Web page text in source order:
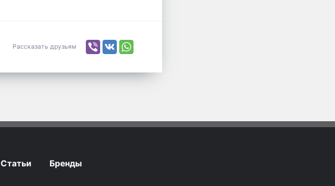
Рассказать друзьям
Статьи Бренды